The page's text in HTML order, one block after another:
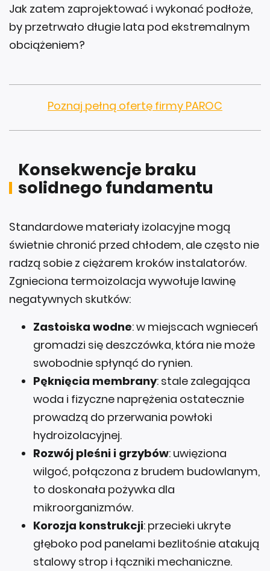
Jak zatem zaprojektować i wykonać podłoże,
by przetrwało długie lata pod ekstremalnym
obciążeniem?
Poznaj pełną ofertę firmy PAROC
Konsekwencje braku
solidnego fundamentu
Standardowe materiały izolacyjne mogą
świetnie chronić przed chłodem, ale często nie
radzą sobie z ciężarem kroków instalatorów.
Zgnieciona termoizolacja wywołuje lawinę
negatywnych skutków:
Zastoiska wodne: w miejscach wgnieceń
gromadzi się deszczówka, która nie może
swobodnie spłynąć do rynien.
Pęknięcia membrany: stale zalegająca
woda i fizyczne naprężenia ostatecznie
prowadzą do przerwania powłoki
hydroizolacyjnej.
Rozwój pleśni i grzybów: uwięziona
wilgoć, połączona z brudem budowlanym,
to doskonała pożywka dla
mikroorganizmów.
Korozja konstrukcji: przecieki ukryte
głęboko pod panelami bezlitośnie atakują
stalowy strop i łączniki mechaniczne.